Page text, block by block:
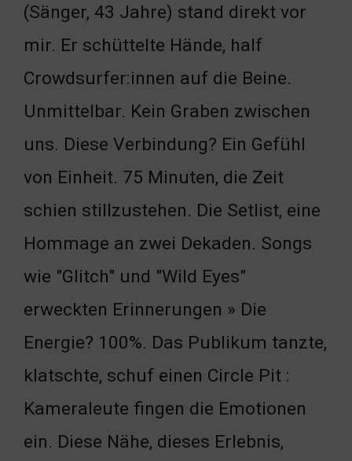
(Sänger, 43 Jahre) stand direkt vor
mir. Er schüttelte Hände, half
Crowdsurfer:innen auf die Beine.
Unmittelbar. Kein Graben zwischen
uns. Diese Verbindung? Ein Gefühl
von Einheit. 75 Minuten, die Zeit
schien stillzustehen. Die Setlist, eine
Hommage an zwei Dekaden. Songs
wie "Glitch" und "Wild Eyes"
erweckten Erinnerungen » Die
Energie? 100%. Das Publikum tanzte,
klatschte, schuf einen Circle Pit :
Kameraleute fingen die Emotionen
ein. Diese Nähe, dieses Erlebnis,